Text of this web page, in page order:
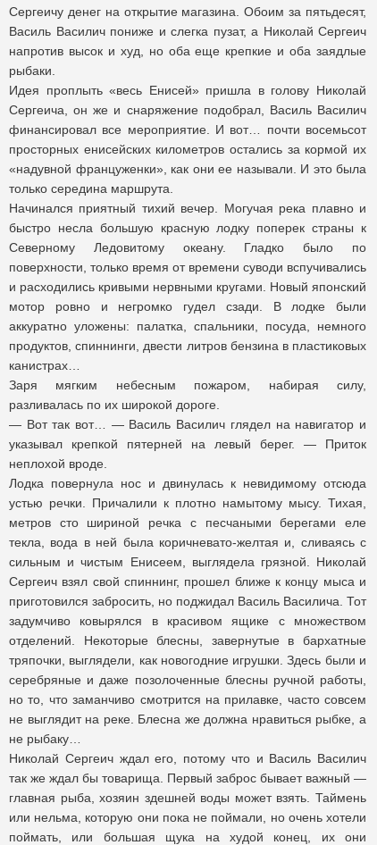
Сергеичу денег на открытие магазина. Обоим за пятьдесят,
Василь Василич пониже и слегка пузат, а Николай Сергеич
напротив высок и худ, но оба еще крепкие и оба заядлые
рыбаки.
Идея проплыть «весь Енисей» пришла в голову Николай
Сергеича, он же и снаряжение подобрал, Василь Василич
финансировал все мероприятие. И вот… почти восемьсот
просторных енисейских километров остались за кормой их
«надувной француженки», как они ее называли. И это была
только середина маршрута.
Начинался приятный тихий вечер. Могучая река плавно и
быстро несла большую красную лодку поперек страны к
Северному Ледовитому океану. Гладко было по
поверхности, только время от времени суводи вспучивались
и расходились кривыми нервными кругами. Новый японский
мотор ровно и негромко гудел сзади. В лодке были
аккуратно уложены: палатка, спальники, посуда, немного
продуктов, спиннинги, двести литров бензина в пластиковых
канистрах…
Заря мягким небесным пожаром, набирая силу,
разливалась по их широкой дороге.
— Вот так вот… — Василь Василич глядел на навигатор и
указывал крепкой пятерней на левый берег. — Приток
неплохой вроде.
Лодка повернула нос и двинулась к невидимому отсюда
устью речки. Причалили к плотно намытому мысу. Тихая,
метров сто шириной речка с песчаными берегами еле
текла, вода в ней была коричневато-желтая и, сливаясь с
сильным и чистым Енисеем, выглядела грязной. Николай
Сергеич взял свой спиннинг, прошел ближе к концу мыса и
приготовился забросить, но поджидал Василь Василича. Тот
задумчиво ковырялся в красивом ящике с множеством
отделений. Некоторые блесны, завернутые в бархатные
тряпочки, выглядели, как новогодние игрушки. Здесь были и
серебряные и даже позолоченные блесны ручной работы,
но то, что заманчиво смотрится на прилавке, часто совсем
не выглядит на реке. Блесна же должна нравиться рыбке, а
не рыбаку…
Николай Сергеич ждал его, потому что и Василь Василич
так же ждал бы товарища. Первый заброс бывает важный —
главная рыба, хозяин здешней воды может взять. Таймень
или нельма, которую они пока не поймали, но очень хотели
поймать, или большая щука на худой конец, их они